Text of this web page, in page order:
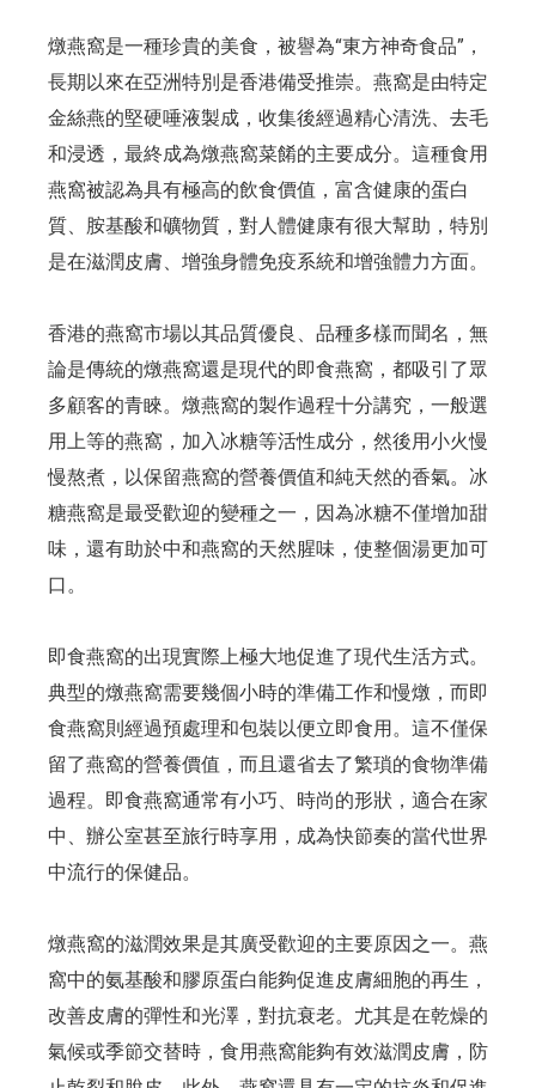
燉燕窩是一種珍貴的美食，被譽為“東方神奇食品”，
長期以來在亞洲特別是香港備受推崇。燕窩是由特定
金絲燕的堅硬唾液製成，收集後經過精心清洗、去毛
和浸透，最終成為燉燕窩菜餚的主要成分。這種食用
燕窩被認為具有極高的飲食價值，富含健康的蛋白
質、胺基酸和礦物質，對人體健康有很大幫助，特別
是在滋潤皮膚、增強身體免疫系統和增強體力方面。
香港的燕窩市場以其品質優良、品種多樣而聞名，無
論是傳統的燉燕窩還是現代的即食燕窩，都吸引了眾
多顧客的青睞。燉燕窩的製作過程十分講究，一般選
用上等的燕窩，加入冰糖等活性成分，然後用小火慢
慢熬煮，以保留燕窩的營養價值和純天然的香氣。冰
糖燕窩是最受歡迎的變種之一，因為冰糖不僅增加甜
味，還有助於中和燕窩的天然腥味，使整個湯更加可
口。
即食燕窩的出現實際上極大地促進了現代生活方式。
典型的燉燕窩需要幾個小時的準備工作和慢燉，而即
食燕窩則經過預處理和包裝以便立即食用。這不僅保
留了燕窩的營養價值，而且還省去了繁瑣的食物準備
過程。即食燕窩通常有小巧、時尚的形狀，適合在家
中、辦公室甚至旅行時享用，成為快節奏的當代世界
中流行的保健品。
燉燕窩的滋潤效果是其廣受歡迎的主要原因之一。燕
窩中的氨基酸和膠原蛋白能夠促進皮膚細胞的再生，
改善皮膚的彈性和光澤，對抗衰老。尤其是在乾燥的
氣候或季節交替時，食用燕窩能夠有效滋潤皮膚，防